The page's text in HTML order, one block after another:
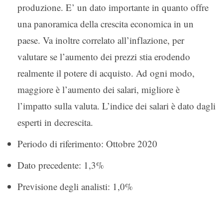
produzione. E’ un dato importante in quanto offre
una panoramica della crescita economica in un
paese. Va inoltre correlato all’inflazione, per
valutare se l’aumento dei prezzi stia erodendo
realmente il potere di acquisto. Ad ogni modo,
maggiore è l’aumento dei salari, migliore è
l’impatto sulla valuta. L’indice dei salari è dato dagli
esperti in decrescita.
Periodo di riferimento: Ottobre 2020
Dato precedente: 1,3%
Previsione degli analisti: 1,0%